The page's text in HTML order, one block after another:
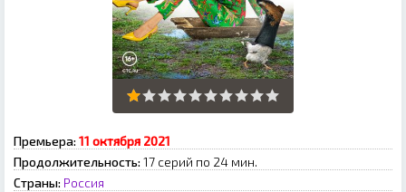
Премьера: 11 октября 2021
Продолжительность: 17 серий по 24 мин.
Страны: Россия